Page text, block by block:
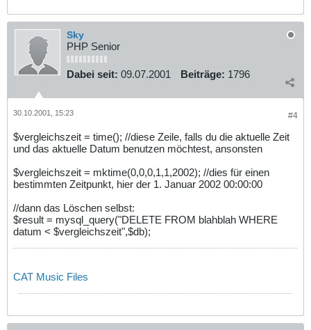
Sky
PHP Senior
Dabei seit: 09.07.2001 Beiträge: 1796
#4
30.10.2001, 15:23
$vergleichszeit = time(); //diese Zeile, falls du die aktuelle Zeit
und das aktuelle Datum benutzen möchtest, ansonsten
$vergleichszeit = mktime(0,0,0,1,1,2002); //dies für einen
bestimmten Zeitpunkt, hier der 1. Januar 2002 00:00:00
//dann das Löschen selbst:
$result = mysql_query("DELETE FROM blahblah WHERE
datum < $vergleichszeit",$db);
CAT Music Files